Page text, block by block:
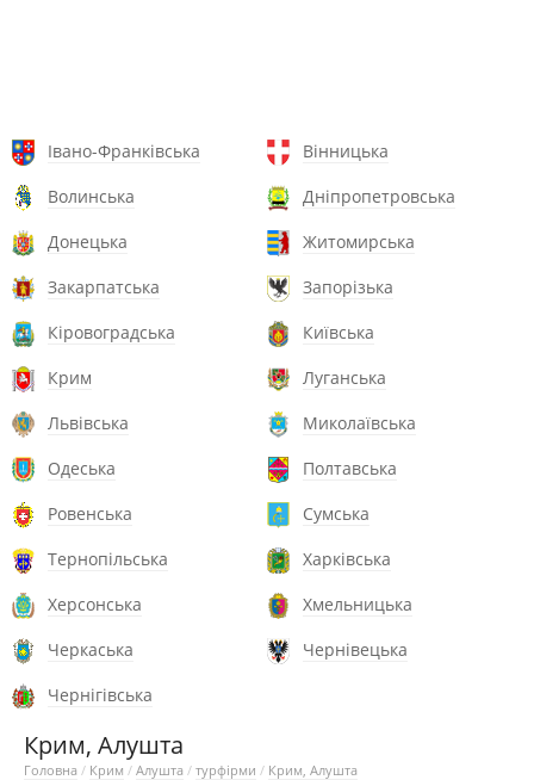
Івано-Франківська
Вінницька
Волинська
Дніпропетровська
Донецька
Житомирська
Закарпатська
Запорізька
Кіровоградська
Київська
Крим
Луганська
Львівська
Миколаївська
Одеська
Полтавська
Ровенська
Сумська
Тернопільська
Харківська
Херсонська
Хмельницька
Черкаська
Чернівецька
Чернігівська
Крим, Алушта
Головна / Крим / Алушта / турфірми / Крим, Алушта